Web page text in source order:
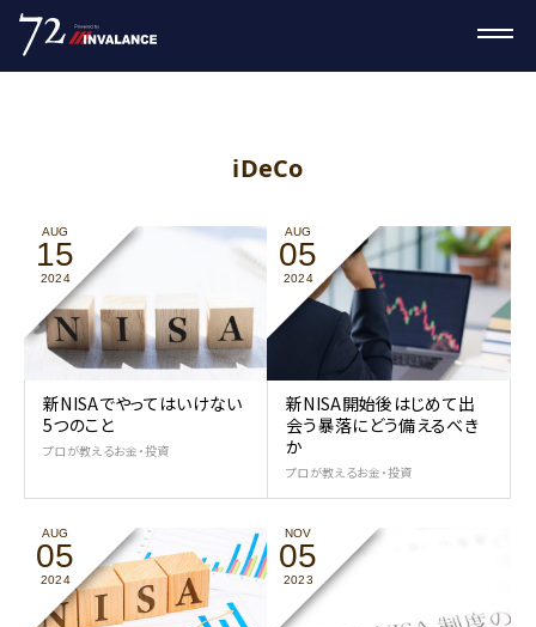
iDeCo
AUG
15
2024
新NISAでやってはいけない
5つのこと
プロが教えるお金・投資
AUG
05
2024
新NISA開始後はじめて出
会う暴落にどう備えるべき
か
プロが教えるお金・投資
AUG
05
2024
NOV
05
2023